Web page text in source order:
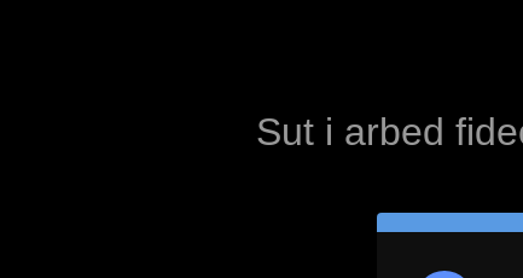
Sut i arbed